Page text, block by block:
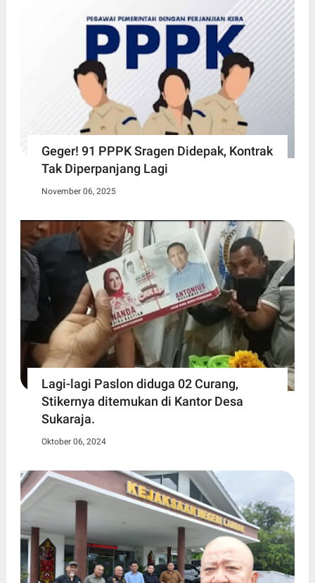
Geger! 91 PPPK Sragen Didepak, Kontrak
Tak Diperpanjang Lagi
November 06, 2025
Lagi-lagi Paslon diduga 02 Curang,
Stikernya ditemukan di Kantor Desa
Sukaraja.
Oktober 06, 2024